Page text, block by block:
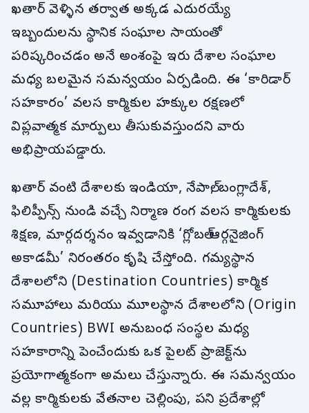
ఖతార్ వెళ్ళిన తర్వాత అక్కడ ఎదురయ్యే
ఇబ్బందులను స్థానిక సంఘాల సాయంతో
పరిష్కరించడం అనే అంశంపై ఇరు దేశాల సంఘాల
మధ్య బలమైన సమన్వయం ఏర్పడింది. ఈ ‘కారిడార్
సహకారం’ వలస కార్మికుల హక్కుల రక్షణలో
విప్లవాత్మక మార్పులు తీసుకువస్తుందని వారు
అభిప్రాయపడ్డారు.
ఖతార్‌ వంటి దేశాలకు ఇండియా, నేపాల్, బంగ్లాదేశ్,
ఫిలిప్పీన్స్ నుండి వచ్చే నిర్మాణ రంగ వలస కార్మికులకు
శిక్షణ, మార్గదర్శనం ఇవ్వడానికి ‘గ్లోబల్ ఆర్గనైజింగ్
అకాడమీ’ నిరంతరం కృషి చేస్తోంది. గమ్యస్థాన
దేశాలలోని (Destination Countries) కార్మిక
సమూహాలు మరియు మూలస్థాన దేశాలలోని (Origin
Countries) BWI అనుబంధ సంస్థల మధ్య
సహకారాన్ని పెంచేందుకు ఒక పైలట్ ప్రాజెక్ట్‌ను
ప్రయోగాత్మకంగా అమలు చేస్తున్నారు. ఈ సమన్వయం
వల్ల కార్మికులకు వేతనాల చెల్లింపు, పని ప్రదేశాల్లో